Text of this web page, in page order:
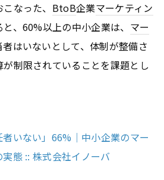
なった、 BtoB企業マーケティン
、60%以上の中小企業は、 マー
はいないとして、体制が整備さ
制限されていることを課題とし
者いない」66%｜中小企業のマー
態 :: 株式会社イノーバ